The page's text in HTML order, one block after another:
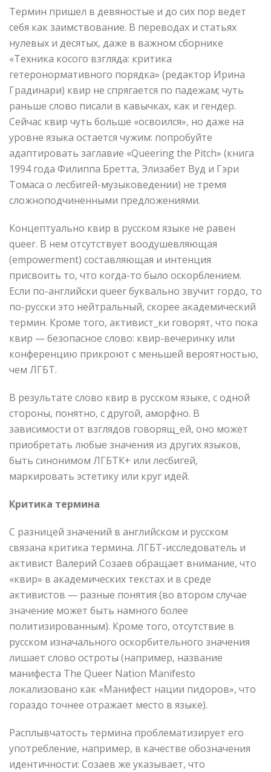
Термин пришел в девяностые и до сих пор ведет
себя как заимствование. В переводах и статьях
нулевых и десятых, даже в важном сборнике
«Техника косого взгляда: критика
гетеронормативного порядка» (редактор Ирина
Градинари) квир не спрягается по падежам; чуть
раньше слово писали в кавычках, как и гендер.
Сейчас квир чуть больше «освоился», но даже на
уровне языка остается чужим: попробуйте
адаптировать заглавие «Queering the Pitch» (книга
1994 года Филиппа Бретта, Элизабет Вуд и Гэри
Томаса о лесбигей-музыковедении) не тремя
сложноподчиненными предложениями.
Концептуально квир в русском языке не равен
queer. В нем отсутствует воодушевляющая
(empowerment) составляющая и интенция
присвоить то, что когда-то было оскорблением.
Если по-английски queer буквально звучит гордо, то
по-русски это нейтральный, скорее академический
термин. Кроме того, активист_ки говорят, что пока
квир — безопасное слово: квир-вечеринку или
конференцию прикроют с меньшей вероятностью,
чем ЛГБТ.
В результате слово квир в русском языке, с одной
стороны, понятно, с другой, аморфно. В
зависимости от взглядов говорящ_ей, оно может
приобретать любые значения из других языков,
быть синонимом ЛГБТК+ или лесбигей,
маркировать эстетику или круг идей.
Критика термина
С разницей значений в английском и русском
связана критика термина. ЛГБТ-исследователь и
активист Валерий Созаев обращает внимание, что
«квир» в академических текстах и в среде
активистов — разные понятия (во втором случае
значение может быть намного более
политизированным). Кроме того, отсутствие в
русском изначального оскорбительного значения
лишает слово остроты (например, название
манифеста The Queer Nation Manifesto
локализовано как «Манифест нации пидоров», что
гораздо точнее отражает место в языке).
Расплывчатость термина проблематизирует его
употребление, например, в качестве обозначения
идентичности: Созаев же указывает, что